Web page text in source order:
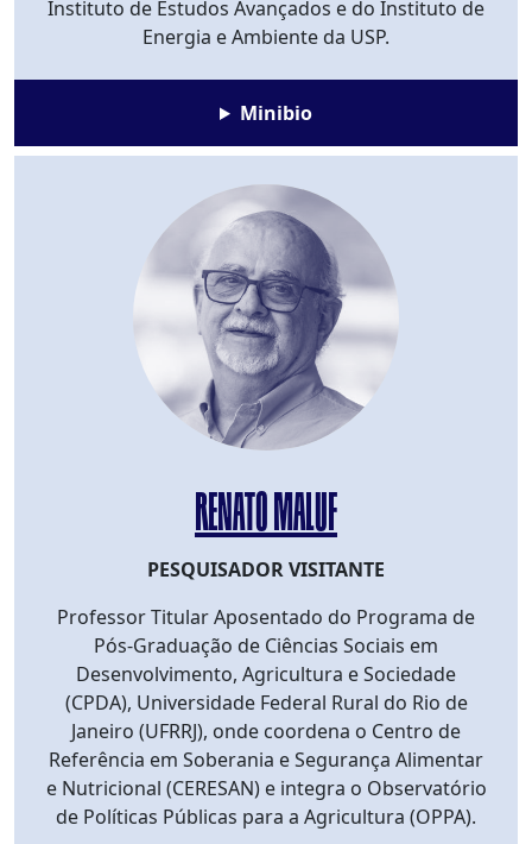
Instituto de Estudos Avançados e do Instituto de
Energia e Ambiente da USP.
Minibio
RENATO MALUF
PESQUISADOR VISITANTE
Professor Titular Aposentado do Programa de
Pós-Graduação de Ciências Sociais em
Desenvolvimento, Agricultura e Sociedade
(CPDA), Universidade Federal Rural do Rio de
Janeiro (UFRRJ), onde coordena o Centro de
Referência em Soberania e Segurança Alimentar
e Nutricional (CERESAN) e integra o Observatório
de Políticas Públicas para a Agricultura (OPPA).